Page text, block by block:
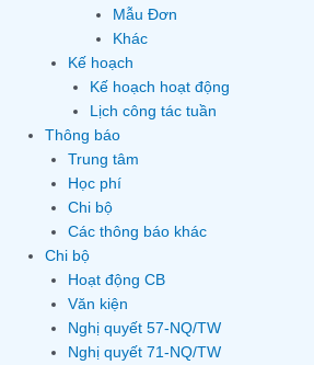
Mẫu Đơn
Khác
Kế hoạch
Kế hoạch hoạt động
Lịch công tác tuần
Thông báo
Trung tâm
Học phí
Chi bộ
Các thông báo khác
Chi bộ
Hoạt động CB
Văn kiện
Nghị quyết 57-NQ/TW
Nghị quyết 71-NQ/TW